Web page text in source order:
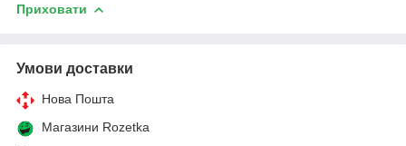
Приховати
Умови доставки
Нова Пошта
Магазини Rozetka